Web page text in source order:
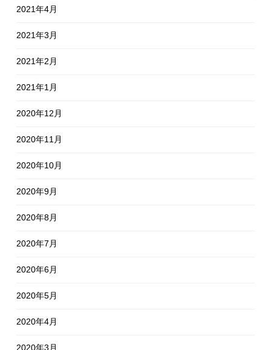
2021年4月
2021年3月
2021年2月
2021年1月
2020年12月
2020年11月
2020年10月
2020年9月
2020年8月
2020年7月
2020年6月
2020年5月
2020年4月
2020年3月